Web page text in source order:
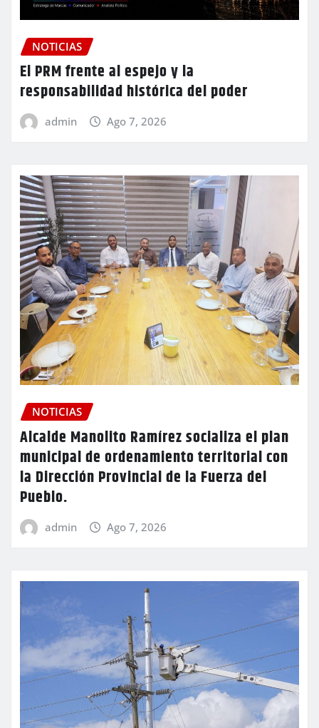
NOTICIAS
El PRM frente al espejo y la
responsabilidad histórica del poder
admin Ago 7, 2026
NOTICIAS
Alcalde Manolito Ramírez socializa el plan
municipal de ordenamiento territorial con
la Dirección Provincial de la Fuerza del
Pueblo.
admin Ago 7, 2026